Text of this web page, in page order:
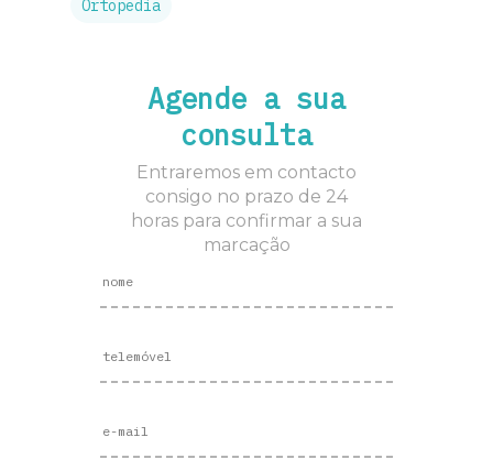
Ortopedia
Agende a sua
consulta
Entraremos em contacto
consigo no prazo de 24
horas para confirmar a sua
marcação